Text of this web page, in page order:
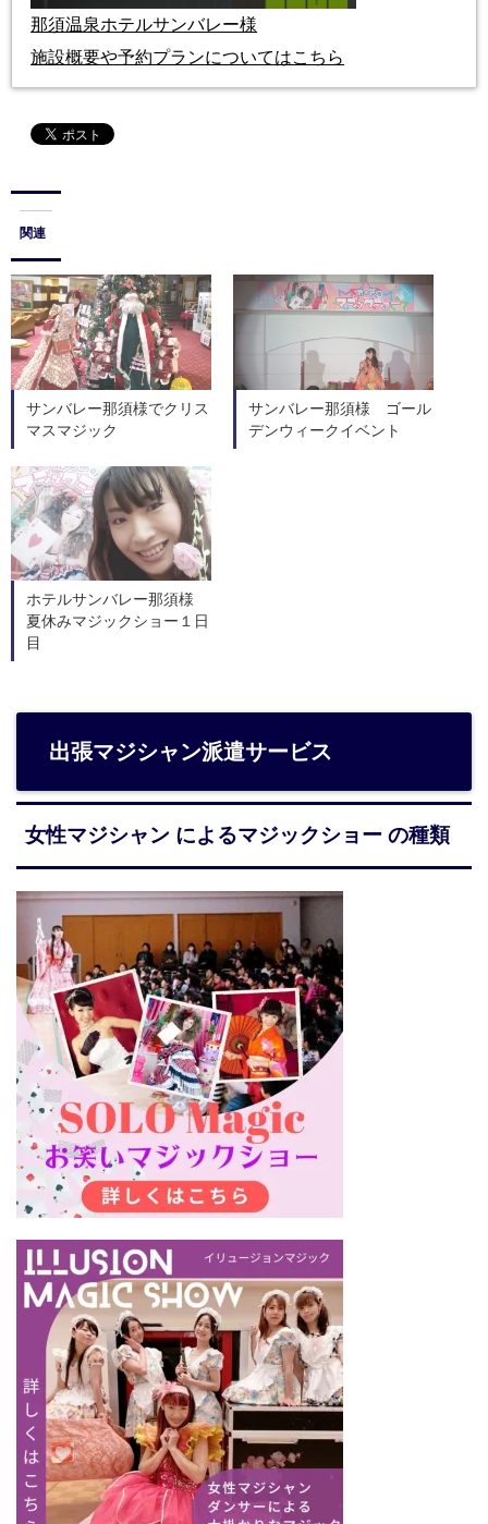
那須温泉ホテルサンバレー様
施設概要や予約プランについてはこちら
関連
サンバレー那須様でクリス
マスマジック
サンバレー那須様 ゴール
デンウィークイベント
ホテルサンバレー那須様
夏休みマジックショー１日
目
出張マジシャン派遣サービス
女性マジシャン によるマジックショー の種類